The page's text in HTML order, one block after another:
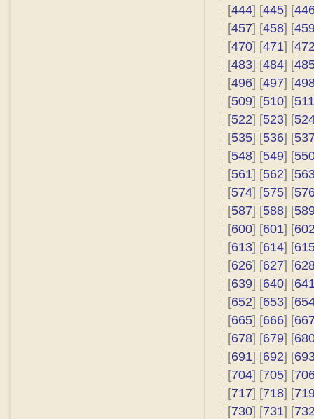
[444] [445] [
[457] [458] [
[470] [471] [
[483] [484] [
[496] [497] [
[509] [510] [511
[522] [523] [
[535] [536] [
[548] [549] [
[561] [562] [
[574] [575] [
[587] [588] [
[600] [601] [
[613] [614] [
[626] [627] [
[639] [640] [
[652] [653] [
[665] [666] [
[678] [679] [
[691] [692] [
[704] [705] [
[717] [718] [
[730] [731] [